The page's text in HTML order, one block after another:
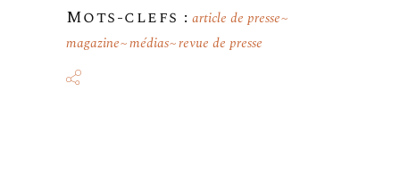
Mots-clefs : article de presse
magazine médias revue de presse